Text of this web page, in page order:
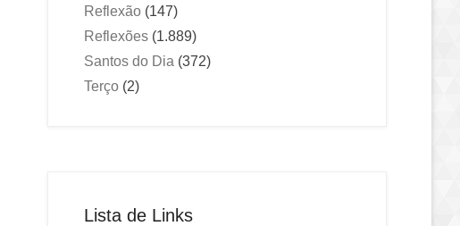
Reflexão (147)
Reflexões (1.889)
Santos do Dia (372)
Terço (2)
Lista de Links